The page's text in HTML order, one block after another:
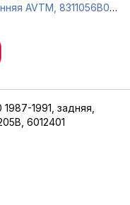
AVTM, 8311056B01,